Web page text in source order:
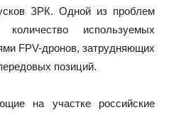
ЗРК. Одной из проблем
используемых
FPV-дронов, затрудняющих
позиций.
на участке российские